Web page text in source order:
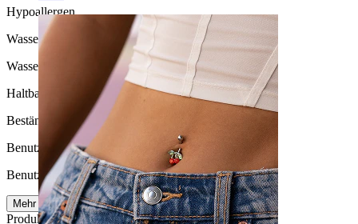
Hypoallergen
Wasserbeständigkeit
Wasserfest
Haltbarkeit
Beständig
Benutzerfreundlichkeit
Benutzerfreundlich
Mehr lesen
Produktdetails